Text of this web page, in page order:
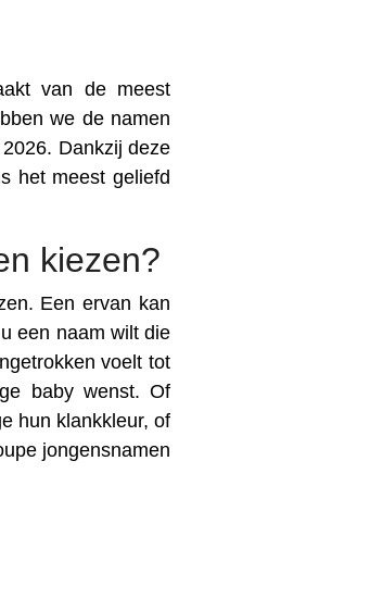
van de meest
we de namen
Dankzij deze
het meest geliefd
kiezen?
Een ervan kan
een naam wilt die
voelt tot
baby wenst. Of
hun klankkleur, of
jongensnamen